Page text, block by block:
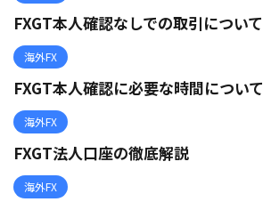
FXGT本人確認なしでの取引について
海外FX
FXGT本人確認に必要な時間について
海外FX
FXGT法人口座の徹底解説
海外FX